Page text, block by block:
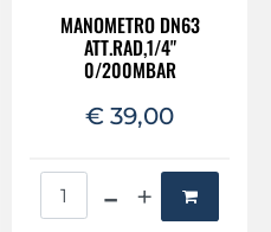
MANOMETRO DN63
ATT.RAD,1/4"
0/200MBAR
€ 39,00